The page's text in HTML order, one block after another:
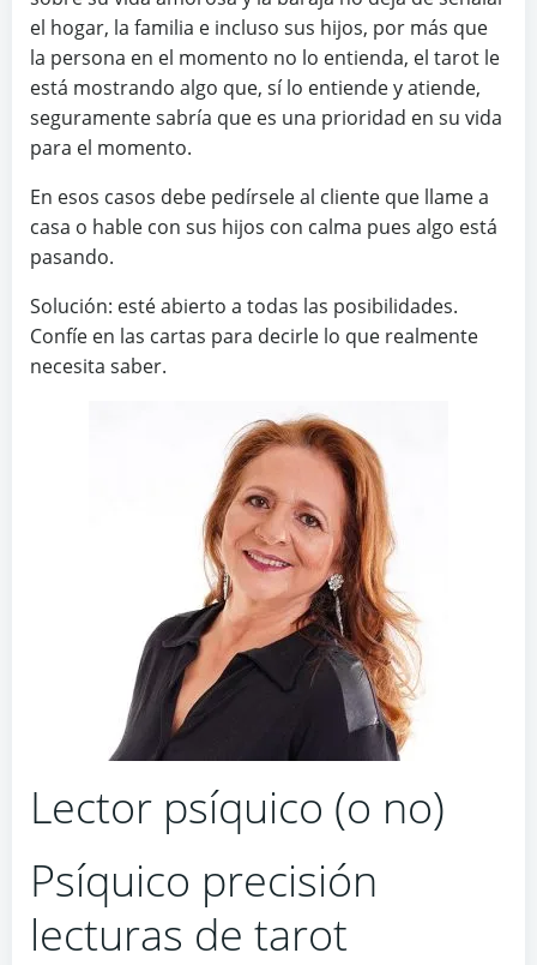
el hogar, la familia e incluso sus hijos, por más que
la persona en el momento no lo entienda, el tarot le
está mostrando algo que, sí lo entiende y atiende,
seguramente sabría que es una prioridad en su vida
para el momento.
En esos casos debe pedírsele al cliente que llame a
casa o hable con sus hijos con calma pues algo está
pasando.
Solución: esté abierto a todas las posibilidades.
Confíe en las cartas para decirle lo que realmente
necesita saber.
Lector psíquico (o no)
Psíquico precisión
lecturas de tarot